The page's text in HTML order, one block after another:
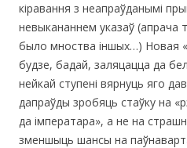
кіравання з неапраўданымі
невыкананнем указаў (апрача
было мноства іншых…) Новая
будзе, бадай, заляцацца да
нейкай ступені вярнуць яго
дапраўды зробяць стаўку на
да імператара», а не на
зменшыць шансы на